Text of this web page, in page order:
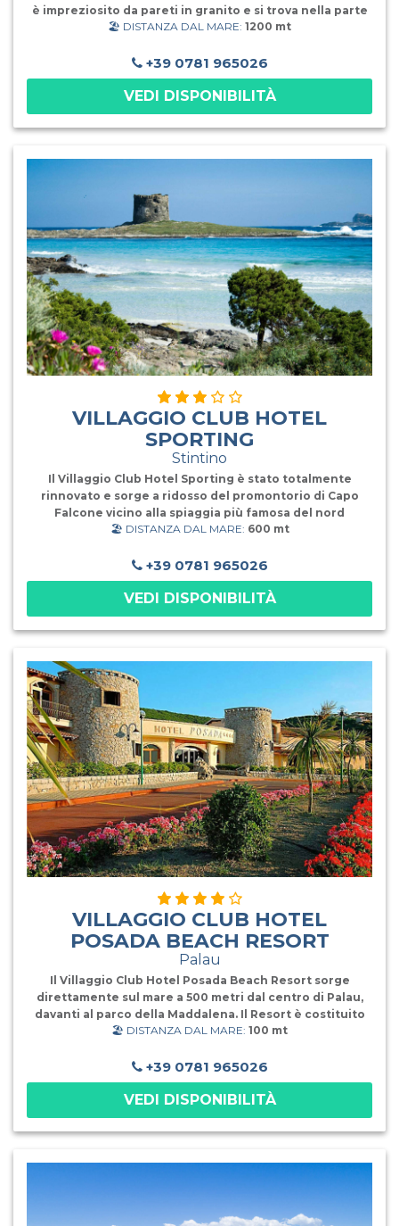
è impreziosito da pareti in granito e si trova nella parte
centrale del complesso, che si sviluppa su un'area di
di recente costruzione e dai colori vivaci. disposte al
primo o secondo piano e dotate di balconcino
privato.Servizi: Hall, ufficio ricevimento, bar, sala
polivalente con Tv a schermo gigante, WI-FI gratuito
nell’area dei servizi, ristorante, pizzeria, negozio di
garage seminterrato (a pagamento), parcheggi pubblici
spiaggia di Cala Liberotto ad orari prestabiliti. Nel vicino
centro di Sos Alinos é possibile trovare i servizi
necessari quali market, bar, ristoranti, pizzerie, edicola,
chiesetta, ambulatorio, guardia medica turistica. Ri
🏖️ DISTANZA DAL MARE: 1200 mt
+39 0781 965026
VEDI DISPONIBILITÀ
VILLAGGIO CLUB HOTEL
SPORTING
Stintino
Il Villaggio Club Hotel Sporting è stato totalmente
rinnovato e sorge a ridosso del promontorio di Capo
Falcone vicino alla spiaggia più famosa del nord
Sardegna, "La Pelosa". Storica struttura al'interno del
appena 4 Km dal centro di Stintino. Gli ampi spazi nella
macchia mediterranea, le attrezzature e le attività
dell'animazione garantiscono una vacanza dinamica
all'insegna del relax e del divertimento, in un ambiente
esclusivo e in grado di soddisfare tutte le
splendida vista sul mare e completamente ristrutturato.
Il servizio è sempre a buffet con cucina regionale e
internazionale con ampia scelta di antipasti, primi,
secondi, contorni, vera pizza italiana, frutta, dolce.
Serate a tema. Sono sempre inclusi (salvo diverse
indicazioni) senza alcun supplemento a pranzo e a cena
acqua microfiltrata, vino bianco e rosso della casa, birra
🏖️ DISTANZA DAL MARE: 600 mt
+39 0781 965026
VEDI DISPONIBILITÀ
VILLAGGIO CLUB HOTEL
POSADA BEACH RESORT
Palau
Il Villaggio Club Hotel Posada Beach Resort sorge
direttamente sul mare a 500 metri dal centro di Palau,
davanti al parco della Maddalena. Il Resort è costituito
da " Sa Posada", con le sue 116 camere in rigoroso stile
nella discesa verso il mare a 50 mt dalla spiaggia
attrezzata, disponibili senza supplemento. Il ristorante
in stile sardo è climatizzato in tutti gli spazi e dispone di
ampio dehors attrezzato per i pasti dei bambini. Il
servizio è a buffet a colazione, pranzo e cena, con ampia
italiana, frutta, dolce. Serate a tema. Sono sempre inclusi
della casa, birra chiara. È inoltre disponibile una
🏖️ DISTANZA DAL MARE: 100 mt
+39 0781 965026
VEDI DISPONIBILITÀ